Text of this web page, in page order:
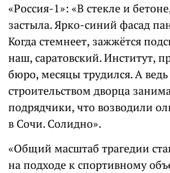
«Россия-1»: «В стекле и
застыла. Ярко-синий фасад
Когда стемнеет, зажжётся
наш, саратовский. Институт,
бюро, месяцы трудился. А
строительством дворца
подрядчики, что возводили
в Сочи. Солидно».
«Общий масштаб трагедии
на подходе к спортивному